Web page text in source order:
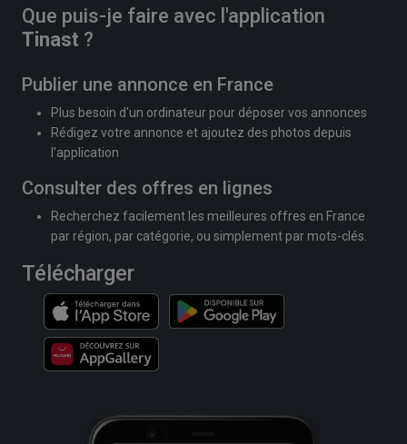
Que puis-je faire avec l'application
Tinast ?
Publier une annonce en France
Plus besoin d'un ordinateur pour déposer vos annonces
Rédigez votre annonce et ajoutez des photos depuis
l'application
Consulter des offres en lignes
Recherchez facilement les meilleures offres en France
par région, par catégorie, ou simplement par mots-clés.
Télécharger